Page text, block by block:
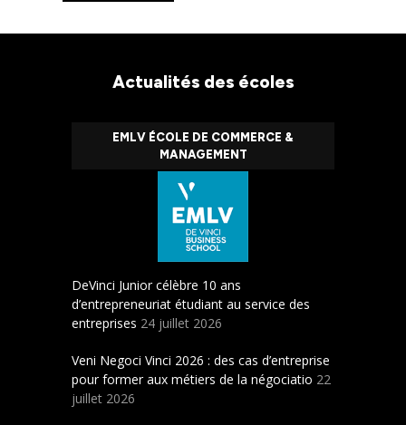
Actualités des écoles
EMLV ÉCOLE DE COMMERCE &
MANAGEMENT
DeVinci Junior célèbre 10 ans
d’entrepreneuriat étudiant au service des
entreprises 24 juillet 2026
Veni Negoci Vinci 2026 : des cas d’entreprise
pour former aux métiers de la négociatio 22
juillet 2026